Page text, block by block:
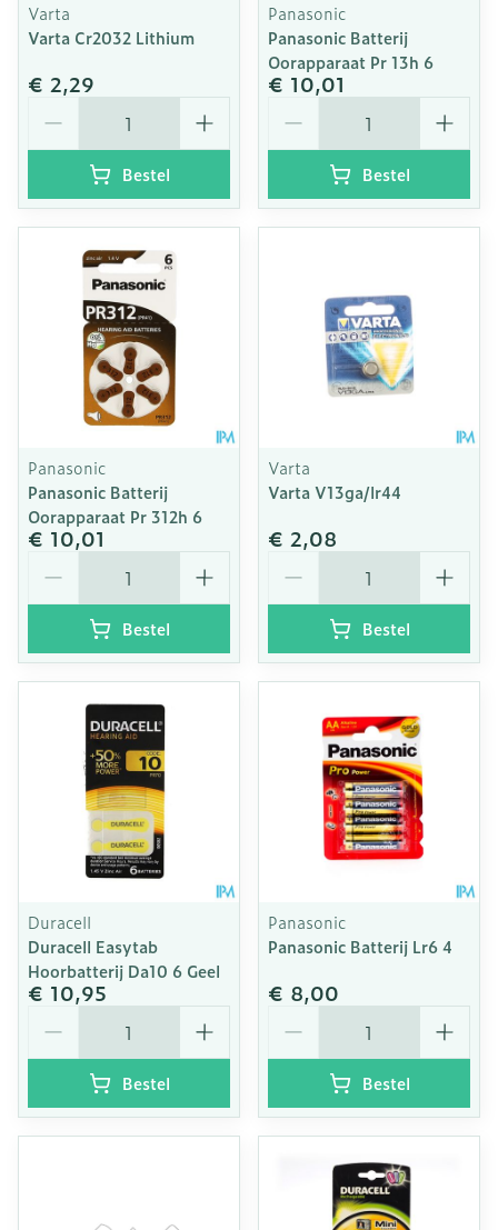
Varta
Varta Cr2032 Lithium
€ 2,29
Bestel
Panasonic
Panasonic Batterij
Oorapparaat Pr 13h 6
€ 10,01
Bestel
Panasonic
Panasonic Batterij
Oorapparaat Pr 312h 6
€ 10,01
Bestel
Varta
Varta V13ga/lr44
€ 2,08
Bestel
Duracell
Duracell Easytab
Hoorbatterij Da10 6 Geel
€ 10,95
Bestel
Panasonic
Panasonic Batterij Lr6 4
€ 8,00
Bestel